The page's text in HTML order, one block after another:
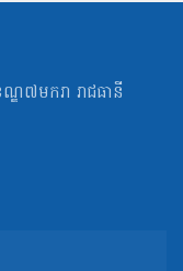
ឌ៧មករា រាជធានី